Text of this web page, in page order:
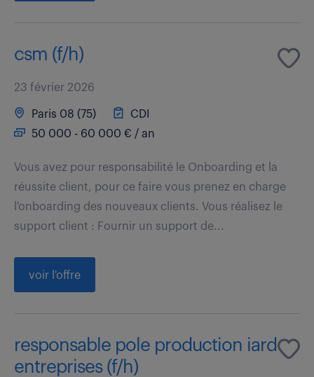
csm (f/h)
23 février 2026
Paris 08 (75)
CDI
50 000 - 60 000 € / an
Vous avez pour responsabilité le Onboarding et la
réussite client, pour ce faire vous prenez en charge
l'onboarding des nouveaux clients. Vous réalisez le
support client : Fournir un support de...
voir l'offre
responsable pole production iard
entreprises (f/h)